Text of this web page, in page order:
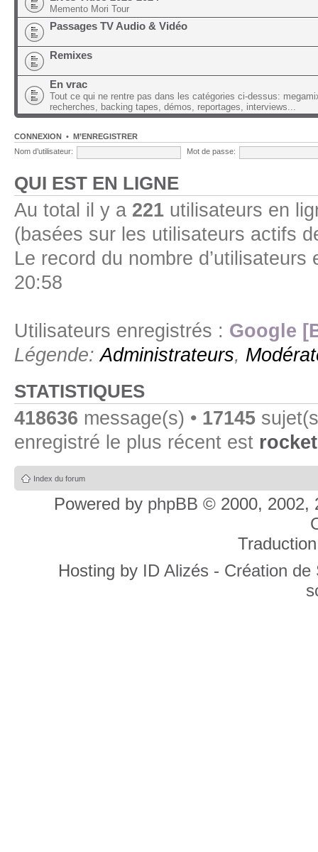
Memento Mori Tour
Passages TV Audio & Vidéo
Remixes
En vrac
Tout ce qui ne rentre pas dans les catégories ci-dessus:
recherches, backing tapes, démos, reportages, interviews...
CONNEXION • M’ENREGISTRER
Nom d’utilisateur:
Mot de passe:
QUI EST EN LIGNE
Au total il y a 221 utilisateurs en
(basées sur les utilisateurs actifs
Le record du nombre
20:58
Utilisateurs enregistrés : Google
Légende:Administrateurs,
STATISTIQUES
418636 message(s) • 17145
enregistré le plus récent est
Index du forum
Powered by phpBB © 2000, 2002,
Hosting by ID Alizés - Création